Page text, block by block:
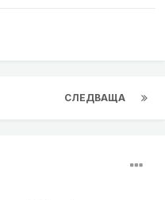
СЛЕДВАЩА